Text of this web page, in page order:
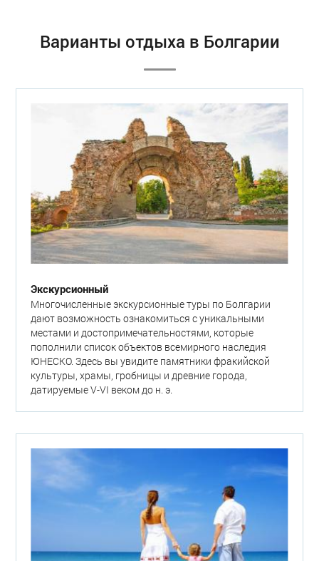
Варианты отдыха в Болгарии
Экскурсионный
Многочисленные экскурсионные туры по Болгарии
дают возможность ознакомиться с уникальными
местами и достопримечательностями, которые
пополнили список объектов всемирного наследия
ЮНЕСКО. Здесь вы увидите памятники фракийской
культуры, храмы, гробницы и древние города,
датируемые V-VI веком до н. э.